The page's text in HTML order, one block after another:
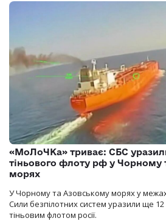
«МоЛоЧКа» триває: СБС
тіньового флоту рф у Чорному
морях
У Чорному та Азовському морях у
Сили безпілотних систем уразили ще 12
тіньовим флотом росії.